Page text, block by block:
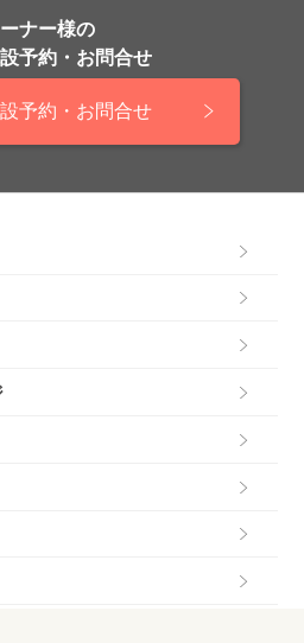
ナー様の
予約・お問合せ
予約・お問合せ